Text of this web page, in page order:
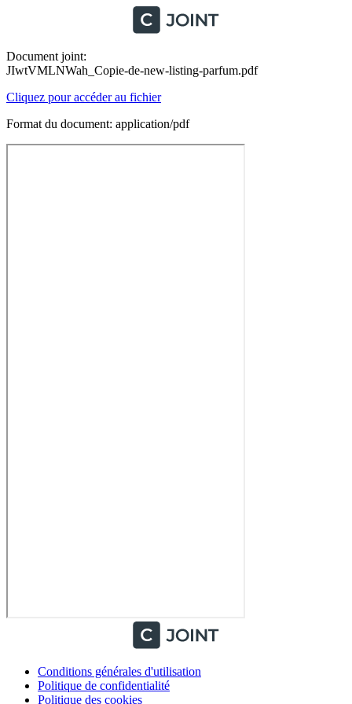
Document joint:
JIwtVMLNWah_Copie-de-new-listing-parfum.pdf
Cliquez pour accéder au fichier
Format du document: application/pdf
Conditions générales d'utilisation
Politique de confidentialité
Politique des cookies